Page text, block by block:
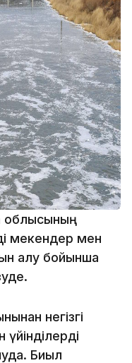
облысының
мекендер мен
алу бойынша
негізгі
Биыл